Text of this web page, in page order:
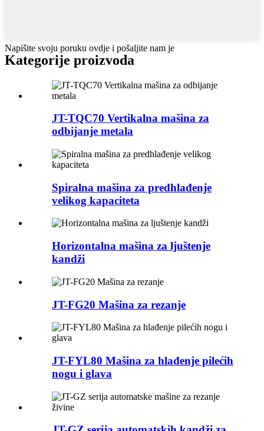
Napišite svoju poruku ovdje i pošaljite nam je
Kategorije proizvoda
JT-TQC70 Vertikalna mašina za
odbijanje metala
Spiralna mašina za predhlađenje
velikog kapaciteta
Horizontalna mašina za ljuštenje
kandži
JT-FG20 Mašina za rezanje
JT-FYL80 Mašina za hlađenje pilećih
nogu i glava